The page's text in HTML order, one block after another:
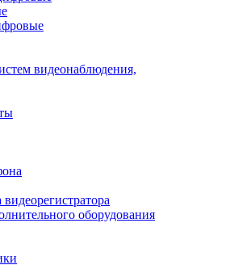
видеонаблюдения,
оборудования